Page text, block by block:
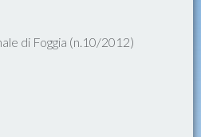
di Foggia (n.10/2012)